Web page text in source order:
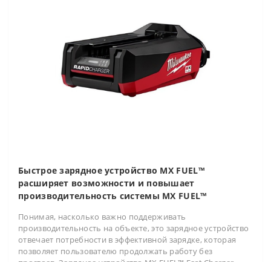
Быстрое зарядное устройство MX FUEL™
расширяет возможности и повышает
производительность системы MX FUEL™
Понимая, насколько важно поддерживать
производительность на объекте, это зарядное устройство
отвечает потребности в эффективной зарядке, которая
позволяет пользователю продолжать работу без